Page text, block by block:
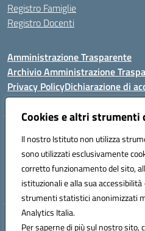
Cookies e altri strumenti
Il nostro Istituto non utilizza
sono utilizzati esclusivamente
corretto funzionamento del sito,
istituzionali e alla sua
strumenti statistici anonimizzati
Analytics Italia.
Per saperne di più sul nostro sito,
Registro Famiglie
Registro Docenti
Amministrazione Trasparente
Archivio Amministrazione
Privacy PolicyDichiarazione di
Istituto Comprensivo Statale
Via Cupa Campanariello, 5 - 80059,
Tel. +39 0818834377 - Fax +39
Email: naic8df00a@istruzione.it -
Hosting & Powered